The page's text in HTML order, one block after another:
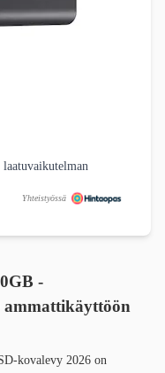
Yhteistyössä
-
ammattikäyttöön
kovalevy 2026 on